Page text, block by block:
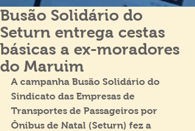
Busão Solidário do
Seturn entrega cestas
básicas a ex-moradores
do Maruim
A campanha Busão Solidário do
Sindicato das Empresas de
Transportes de Passageiros por
Ônibus de Natal (Seturn) fez a